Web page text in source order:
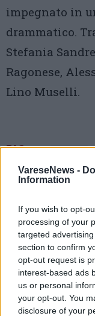
VareseNews -
Information
If you wish to opt-
processing of your
targeted
section to confirm
opt-out request is
interest-based ads
us or personal
your opt-out. You
disclosure of your
impegnato in
drammatico.
Stefania
Ragonese,
Lino Muselli.
TAG
stefania
Leggi l'articolo:
Verso i David di
David di
the best actor
Un ruolo
era la mia parte,
David di
premio di